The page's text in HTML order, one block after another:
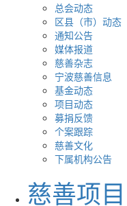
总会动态
区县（市）动态
通知公告
媒体报道
慈善杂志
宁波慈善信息
基金动态
项目动态
募捐反馈
个案跟踪
慈善文化
下属机构公告
慈善项目